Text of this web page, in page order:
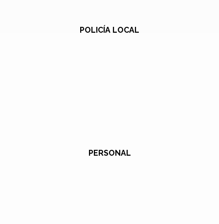
POLICÍA LOCAL
PERSONAL